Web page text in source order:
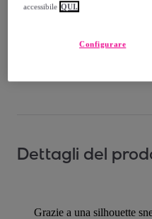
Dettagli del
Grazie a una silhouette
accessibile QUI.
Configurare